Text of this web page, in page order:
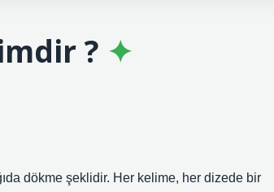
?
dökme şeklidir. Her kelime, her dizede bir